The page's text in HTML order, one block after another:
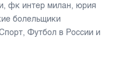
, фк интер милан, юрия
болельщики
, Футбол в России и